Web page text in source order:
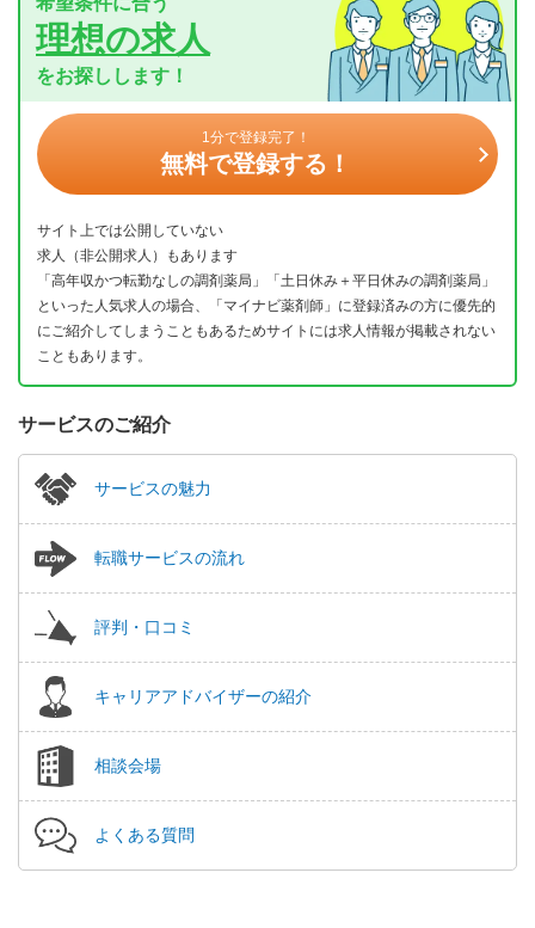
理想の求人
をお探しします！
1分で登録完了！
無料で登録する！
サイト上では公開していない
求人（非公開求人）もあります
「高年収かつ転勤なしの調剤薬局」「土日休み＋平日休みの調剤薬局」
といった人気求人の場合、「マイナビ薬剤師」に登録済みの方に優先的
にご紹介してしまうこともあるためサイトには求人情報が掲載されない
こともあります。
サービスのご紹介
サービスの魅力
転職サービスの流れ
評判・口コミ
キャリアアドバイザーの紹介
相談会場
よくある質問